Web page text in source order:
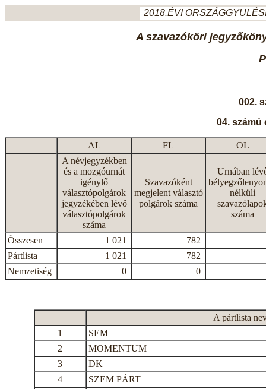
2018.ÉVI
A szavazóköri
002.
04. számú
AL FL
OL
A névjegyzékben
és a mozgóurnát
igénylő
választópolgárok
jegyzékében lévő
választópolgárok
száma
Szavazóként
megjelent választó
polgárok száma
Urnában
nélküli
száma
Összesen 1 021
782
Pártlista
1 021
782
Nemzetiség
0 0
A pártlista
1
SEM
2
MOMENTUM
3
DK
4
SZEM PÁRT